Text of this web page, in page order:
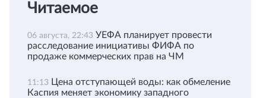
Читаемое
06 августа, 22:43 УЕФА планирует провести
расследование инициативы ФИФА по
продаже коммерческих прав на ЧМ
11:13 Цена отступающей воды: как обмеление
Каспия меняет экономику западного